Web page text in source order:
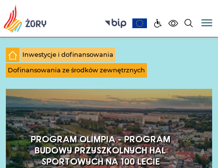
Inwestycje i dofinansowania
Dofinansowania ze środków zewnętrznych
PROGRAM OLIMPIA - PROGRAM
BUDOWY PRZYSZKOLNYCH HAL
SPORTOWYCH NA 100 LECIE